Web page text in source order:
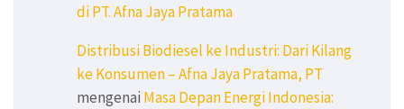
di PT. Afna Jaya Pratama
Distribusi Biodiesel ke Industri: Dari Kilang
ke Konsumen – Afna Jaya Pratama, PT
mengenai Masa Depan Energi Indonesia: